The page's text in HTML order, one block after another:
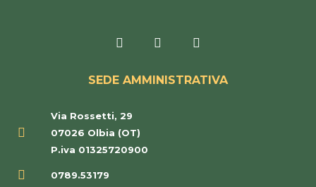
a
b
k
-
f
n
a
r
a
SEDE AMMINISTRATIVA
Via Rossetti, 29
07026 Olbia (OT)
P.iva 01325720900
0789.53179